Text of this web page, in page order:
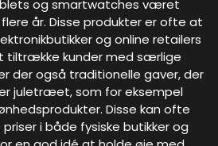
og smartwatches været
år. Disse produkter er ofte at
og online retailers
tiltrække kunder med særlige
der også traditionelle gaver, der
juletræet, som for eksempel
Disse kan ofte
i både fysiske butikker og